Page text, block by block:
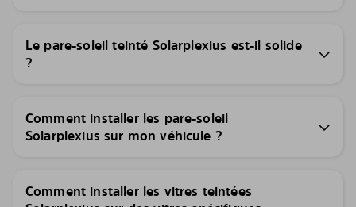
Le pare-soleil teinté Solarplexius est-il solide
?
Comment installer les pare-soleil
Solarplexius sur mon véhicule ?
Comment installer les vitres teintées